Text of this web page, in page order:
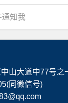
通知我
山大道中77号之
同微信号)